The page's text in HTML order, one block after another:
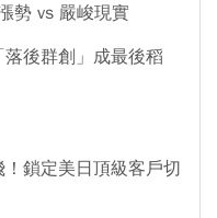
勢 vs 嚴峻現實
後群創」成最後稻
鎖定美日頂級客戶切